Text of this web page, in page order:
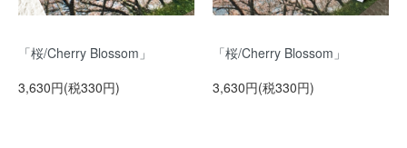
「桜/Cherry Blossom」
3,630円(税330円)
「桜/Cherry Blossom」
3,630円(税330円)